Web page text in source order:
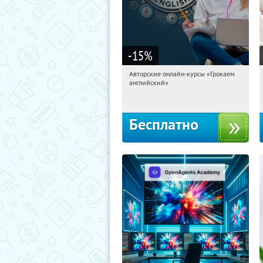
-15%
15:15:46 Получили:
Авторские онлайн-курсы «Грокаем
английский»
Бесплатно